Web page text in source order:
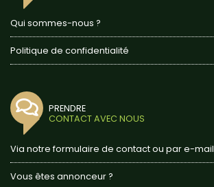
Qui sommes-nous ?
Politique de confidentialité
PRENDRE
CONTACT AVEC NOUS
Via notre formulaire de contact ou par e-mail
Vous êtes annonceur ?